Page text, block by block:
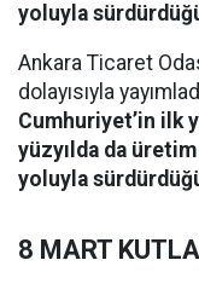
yoluyla
Ankara Ticaret
dolayısıyla
Cumhuriyet’in ilk
yüzyılda da
yoluyla
8 MART